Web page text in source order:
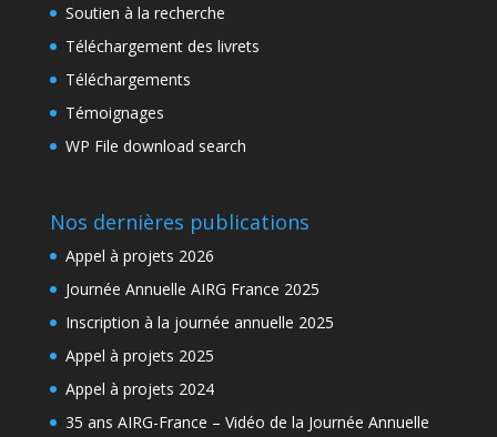
Soutien à la recherche
Téléchargement des livrets
Téléchargements
Témoignages
WP File download search
Nos dernières publications
Appel à projets 2026
Journée Annuelle AIRG France 2025
Inscription à la journée annuelle 2025
Appel à projets 2025
Appel à projets 2024
35 ans AIRG-France – Vidéo de la Journée Annuelle